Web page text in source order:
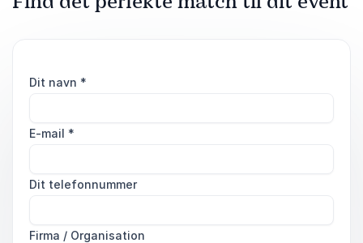
Dit navn *
E-mail *
Dit telefonnummer
Firma / Organisation